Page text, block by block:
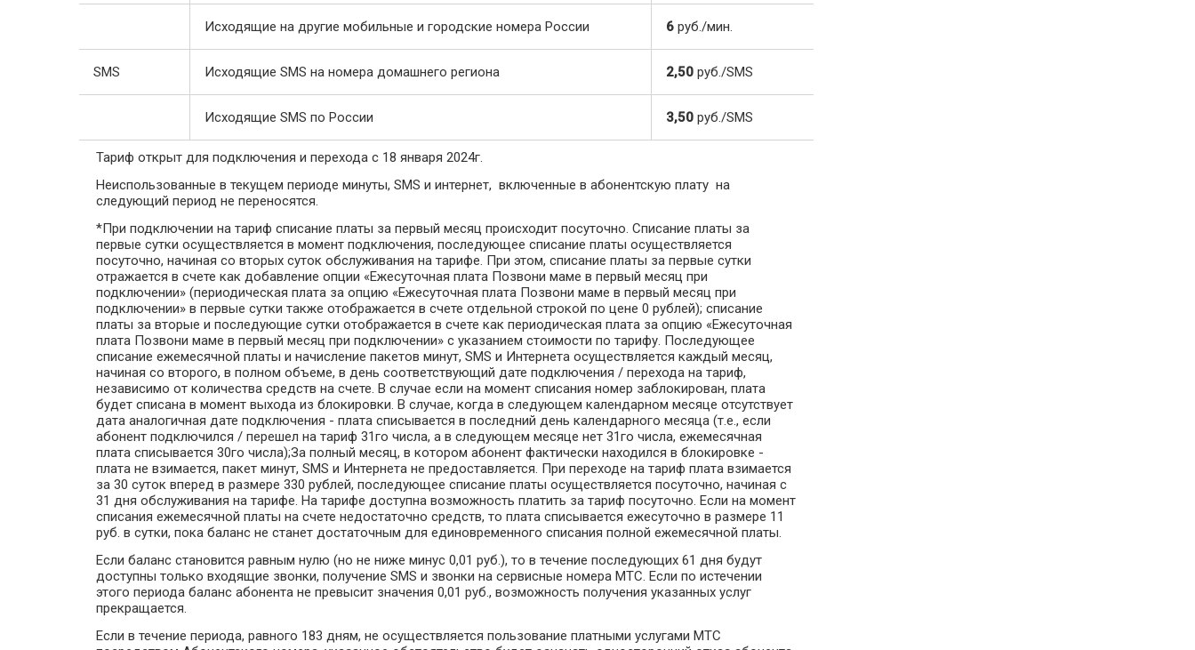
Исходящие на другие мобильные и городские номера России 6 руб./мин.
SMS Исходящие SMS на номера домашнего региона 2,50 руб./SMS
Исходящие SMS по России 3,50 руб./SMS
Тариф открыт для подключения и перехода с 18 января 2024г.
Неиспользованные в текущем периоде минуты, SMS и интернет, включенные в абонентскую плату на
следующий период не переносятся.
*При подключении на тариф списание платы за первый месяц происходит посуточно. Списание платы за
первые сутки осуществляется в момент подключения, последующее списание платы осуществляется
посуточно, начиная со вторых суток обслуживания на тарифе. При этом, списание платы за первые сутки
отражается в счете как добавление опции «Ежесуточная плата Позвони маме в первый месяц при
подключении» (периодическая плата за опцию «Ежесуточная плата Позвони маме в первый месяц при
подключении» в первые сутки также отображается в счете отдельной строкой по цене 0 рублей); списание
платы за вторые и последующие сутки отображается в счете как периодическая плата за опцию «Ежесуточная
плата Позвони маме в первый месяц при подключении» с указанием стоимости по тарифу. Последующее
списание ежемесячной платы и начисление пакетов минут, SMS и Интернета осуществляется каждый месяц,
начиная со второго, в полном объеме, в день соответствующий дате подключения / перехода на тариф,
независимо от количества средств на счете. В случае если на момент списания номер заблокирован, плата
будет списана в момент выхода из блокировки. В случае, когда в следующем календарном месяце отсутствует
дата аналогичная дате подключения - плата списывается в последний день календарного месяца (т.е., если
абонент подключился / перешел на тариф 31го числа, а в следующем месяце нет 31го числа, ежемесячная
плата списывается 30го числа);За полный месяц, в котором абонент фактически находился в блокировке -
плата не взимается, пакет минут, SMS и Интернета не предоставляется. При переходе на тариф плата взимается
за 30 суток вперед в размере 330 рублей, последующее списание платы осуществляется посуточно, начиная с
31 дня обслуживания на тарифе. На тарифе доступна возможность платить за тариф посуточно. Если на момент
списания ежемесячной платы на счете недостаточно средств, то плата списывается ежесуточно в размере 11
руб. в сутки, пока баланс не станет достаточным для единовременного списания полной ежемесячной платы.
Если баланс становится равным нулю (но не ниже минус 0,01 руб.), то в течение последующих 61 дня будут
доступны только входящие звонки, получение SMS и звонки на сервисные номера МТС. Если по истечении
этого периода баланс абонента не превысит значения 0,01 руб., возможность получения указанных услуг
прекращается.
Если в течение периода, равного 183 дням, не осуществляется пользование платными услугами МТС